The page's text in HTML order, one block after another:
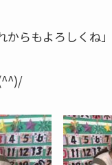
からもよろしくね